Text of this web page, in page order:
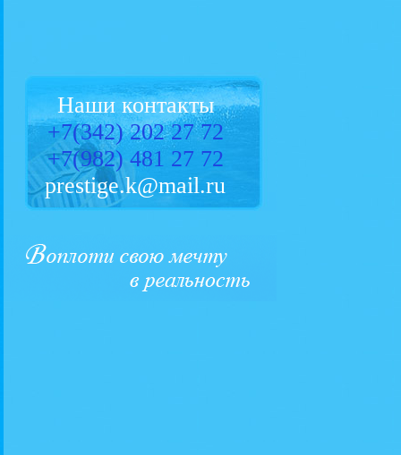
Наши контакты
+7(342) 202 27 72
+7(982) 481 27 72
prestige.k@mail.ru